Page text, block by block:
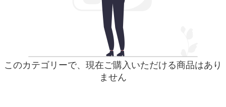
このカテゴリーで、現在ご購入いただける商品はあり
ません